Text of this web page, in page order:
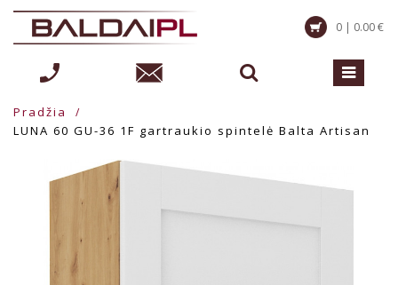
0 | 0.00 €
Pradžia
LUNA 60 GU-36 1F gartraukio spintelė Balta Artisan